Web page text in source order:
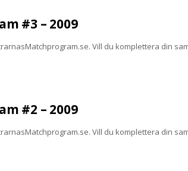
#3 – 2009
Vill du komplettera din
#2 – 2009
Vill du komplettera din